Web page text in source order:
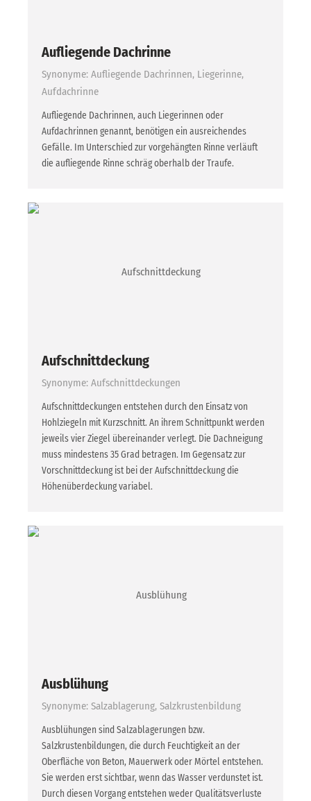
Aufliegende Dachrinne
Synonyme: Aufliegende Dachrinnen, Liegerinne,
Aufdachrinne
Aufliegende Dachrinnen, auch Liegerinnen oder
Aufdachrinnen genannt, benötigen ein ausreichendes
Gefälle. Im Unterschied zur vorgehängten Rinne verläuft
die aufliegende Rinne schräg oberhalb der Traufe.
Aufschnittdeckung
Synonyme: Aufschnittdeckungen
Aufschnittdeckungen entstehen durch den Einsatz von
Hohlziegeln mit Kurzschnitt. An ihrem Schnittpunkt werden
jeweils vier Ziegel übereinander verlegt. Die Dachneigung
muss mindestens 35 Grad betragen. Im Gegensatz zur
Vorschnittdeckung ist bei der Aufschnittdeckung die
Höhenüberdeckung variabel.
Ausblühung
Synonyme: Salzablagerung, Salzkrustenbildung
Ausblühungen sind Salzablagerungen bzw.
Salzkrustenbildungen, die durch Feuchtigkeit an der
Oberfläche von Beton, Mauerwerk oder Mörtel entstehen.
Sie werden erst sichtbar, wenn das Wasser verdunstet ist.
Durch diesen Vorgang entstehen weder Qualitätsverluste